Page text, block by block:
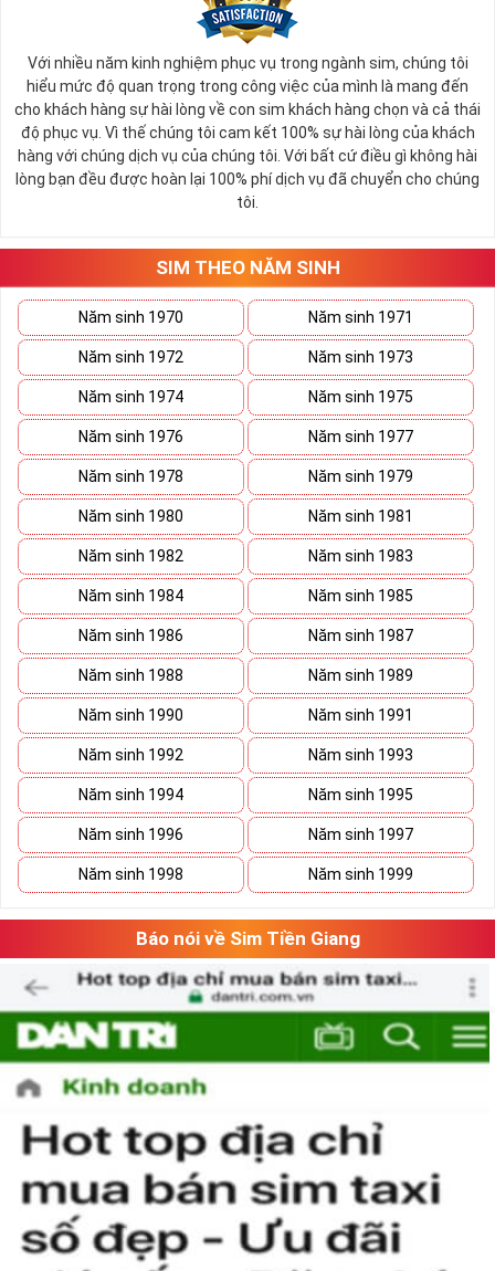
Với nhiều năm kinh nghiệm phục vụ trong ngành sim, chúng tôi
hiểu mức độ quan trọng trong công việc của mình là mang đến
cho khách hàng sự hài lòng về con sim khách hàng chọn và cả thái
độ phục vụ. Vì thế chúng tôi cam kết 100% sự hài lòng của khách
hàng với chúng dịch vụ của chúng tôi. Với bất cứ điều gì không hài
lòng bạn đều được hoàn lại 100% phí dịch vụ đã chuyển cho chúng
tôi.
SIM THEO NĂM SINH
Năm sinh 1970 Năm sinh 1971
Năm sinh 1972 Năm sinh 1973
Năm sinh 1974 Năm sinh 1975
Năm sinh 1976 Năm sinh 1977
Năm sinh 1978 Năm sinh 1979
Năm sinh 1980 Năm sinh 1981
Năm sinh 1982 Năm sinh 1983
Năm sinh 1984 Năm sinh 1985
Năm sinh 1986 Năm sinh 1987
Năm sinh 1988 Năm sinh 1989
Năm sinh 1990 Năm sinh 1991
Năm sinh 1992 Năm sinh 1993
Năm sinh 1994 Năm sinh 1995
Năm sinh 1996 Năm sinh 1997
Năm sinh 1998 Năm sinh 1999
Báo nói về Sim Tiền Giang